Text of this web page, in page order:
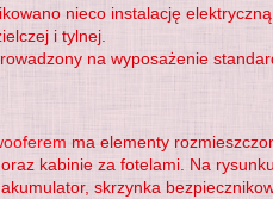
nieco instalację
i tylnej.
na wyposażenie
ma elementy
kabinie za fotelami. Na
skrzynka